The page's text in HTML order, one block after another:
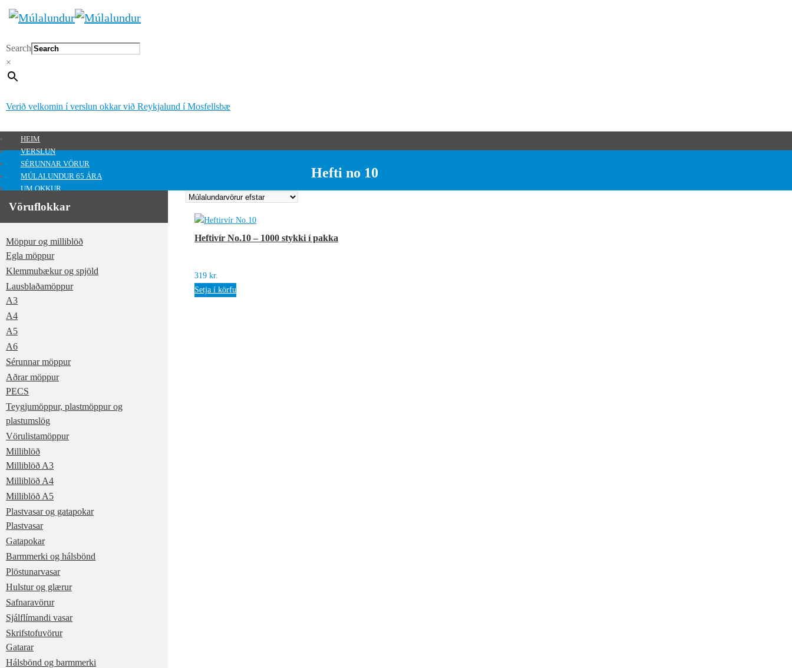
Search
×
Verið velkomin í verslun okkar við Reykjalund í Mosfellsbæ
HEIM
VERSLUN
SÉRUNNAR VÖRUR
MÚLALUNDUR 65 ÁRA
UM OKKUR
HAFA SAMBAND
MITT SVÆÐI
0kr.
Hefti no 10
Heftivír No.10 – 1000 stykki í pakka
319 kr.
Setja í körfu
Vöruflokkar
Möppur og milliblöð
Egla möppur
Klemmubækur og spjöld
Lausblaðamöppur
A3
A4
A5
A6
Sérunnar möppur
Aðrar möppur
PECS
Teygjumöppur, plastmöppur og
plastumslög
Vörulistamöppur
Milliblöð
Milliblöð A3
Milliblöð A4
Milliblöð A5
Plastvasar og gatapokar
Plastvasar
Gatapokar
Barmmerki og hálsbönd
Plöstunarvasar
Hulstur og glærur
Safnaravörur
Sjálflímandi vasar
Skrifstofuvörur
Gatarar
Hálsbönd og barmmerki